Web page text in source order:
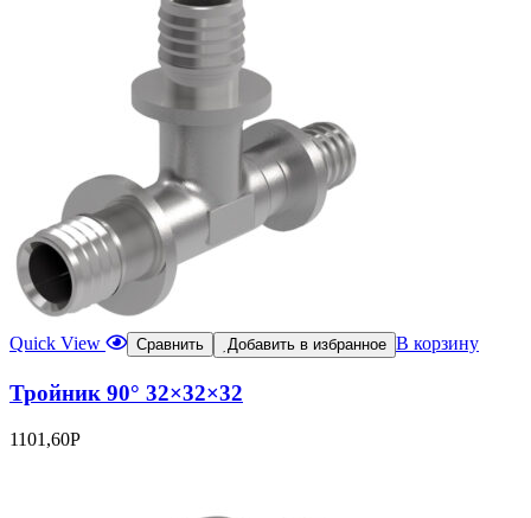
Quick View Сравнить Добавить в избранное В корзину
Тройник 90° 32×32×32
1101,60Р